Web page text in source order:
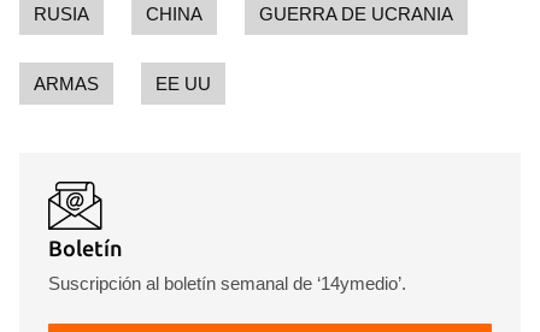
RUSIA CHINA GUERRA DE UCRANIA
ARMAS EE UU
Boletín
Suscripción al boletín semanal de ‘14ymedio’.